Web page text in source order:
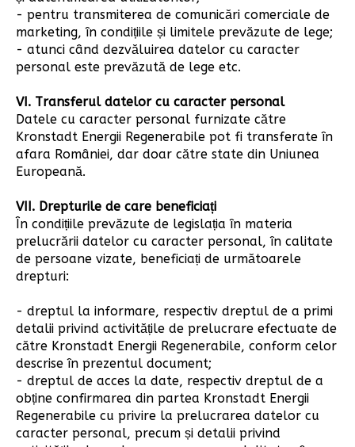
- pentru transmiterea de comunicări comerciale de
marketing, în condițiile și limitele prevăzute de lege;
- atunci când dezvăluirea datelor cu caracter
personal este prevăzută de lege etc.
VI. Transferul datelor cu caracter personal
Datele cu caracter personal furnizate către
Kronstadt Energii Regenerabile pot fi transferate în
afara României, dar doar către state din Uniunea
Europeană.
VII. Drepturile de care beneficiați
În condițiile prevăzute de legislația în materia
prelucrării datelor cu caracter personal, în calitate
de persoane vizate, beneficiați de următoarele
drepturi:
- dreptul la informare, respectiv dreptul de a primi
detalii privind activitățile de prelucrare efectuate de
către Kronstadt Energii Regenerabile, conform celor
descrise în prezentul document;
- dreptul de acces la date, respectiv dreptul de a
obține confirmarea din partea Kronstadt Energii
Regenerabile cu privire la prelucrarea datelor cu
caracter personal, precum și detalii privind